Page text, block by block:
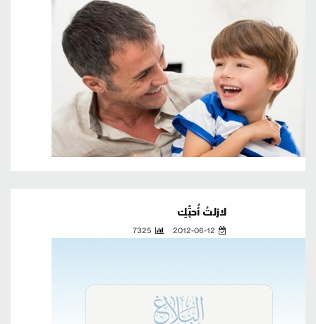
لازلتُ أُحبُّكِ
2012-06-12
7325